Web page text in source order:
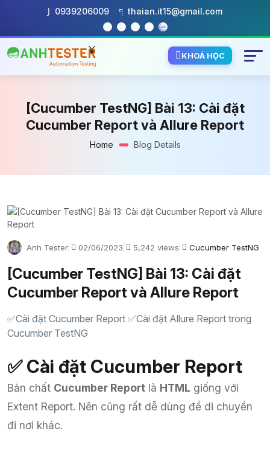
0939206009 thaian.it15@gmail.com
KHOÁ HỌC
[Cucumber TestNG] Bài 13: Cài đặt
Cucumber Report và Allure Report
Home Blog Details
Anh Tester 02/06/2023 5,242 views Cucumber TestNG
[Cucumber TestNG] Bài 13: Cài đặt
Cucumber Report và Allure Report
✅Cài đặt Cucumber Report ✅Cài đặt Allure Report trong
Cucumber TestNG
✅ Cài đặt Cucumber Report
Bản chất Cucumber Report là HTML giống với
Extent Report. Nên cũng rất dễ dùng để di chuyển
đi nơi khác.